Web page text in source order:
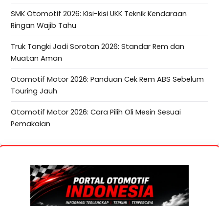
SMK Otomotif 2026: Kisi-kisi UKK Teknik Kendaraan
Ringan Wajib Tahu
Truk Tangki Jadi Sorotan 2026: Standar Rem dan
Muatan Aman
Otomotif Motor 2026: Panduan Cek Rem ABS Sebelum
Touring Jauh
Otomotif Motor 2026: Cara Pilih Oli Mesin Sesuai
Pemakaian